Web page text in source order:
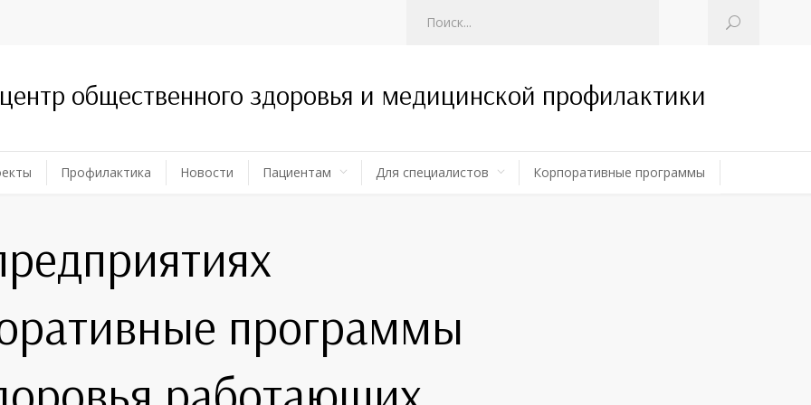
общественного здоровья и медицинской профилактики
Профилактика Новости Пациентам Для специалистов Корпоративные программы
программы